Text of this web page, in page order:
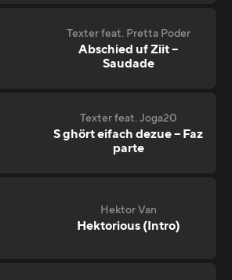
Texter feat. Pretta Poder
Abschied uf Ziit –
Saudade
Texter feat. Joga20
S ghört eifach dezue – Faz
parte
Hektor Van
Hektorious (Intro)